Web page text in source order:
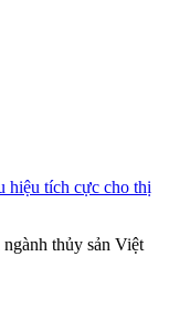
hiệu tích cực cho thị
thủy sản Việt